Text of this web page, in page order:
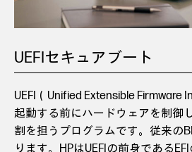
UEFIセキュアブート
UEFI（Unified Extensible Firmware
起動する前にハードウェアを制御
割を担うプログラムです。従来の
ります。HPはUEFIの前身である